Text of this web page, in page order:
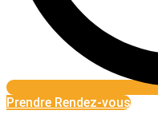
Prendre Rendez-vous